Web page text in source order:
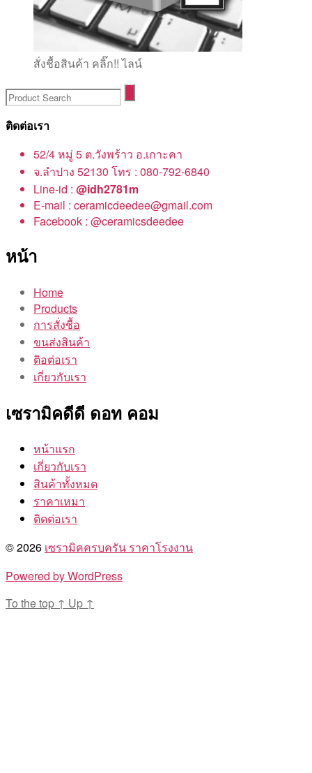
สั่งชื้อสินค้า คลิ๊ก!! ไลน์
ติดต่อเรา
52/4 หมู่ 5 ต.วังพร้าว อ.เกาะคา
จ.ลำปาง 52130 โทร : 080-792-6840
Line-id : @idh2781m
E-mail : ceramicdeedee@gmail.com
Facebook : @ceramicsdeedee
หน้า
Home
Products
การสั่งชื้อ
ขนส่งสินค้า
ติอต่อเรา
เกี่ยวกับเรา
เซรามิคดีดี ดอท คอม
หน้าแรก
เกี่ยวกับเรา
สินค้าทั้งหมด
ราคาเหมา
ติดต่อเรา
© 2026 เซรามิคครบครัน ราคาโรงงาน
Powered by WordPress
To the top ↑ Up ↑